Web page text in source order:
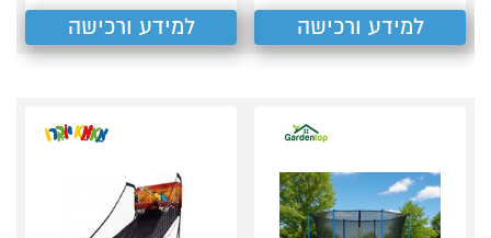
למידע ורכישה למידע ורכישה